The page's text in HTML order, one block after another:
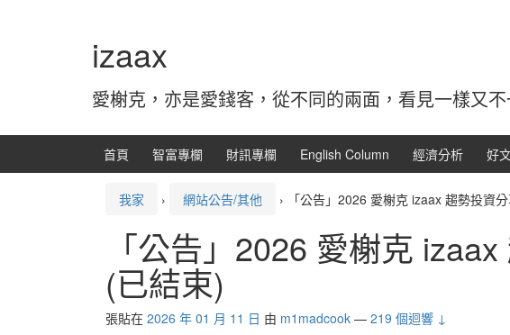
izaax
愛榭克，亦是愛錢客，從不同的兩面，看見一樣又
首頁 智富專欄 財訊專欄 English Column 經濟分析 好
我家 › 網站公告/其他 › 「公告」2026 愛榭克 izaax 趨勢投資
「公告」2026 愛榭克
(已結束)
張貼在 2026 年 01 月 11 日 由 m1madcook — 219 個迴響 ↓